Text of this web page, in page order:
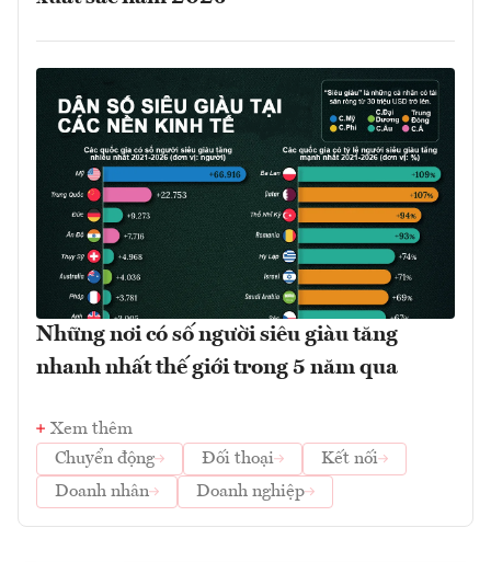
Những nơi có số người siêu giàu tăng
nhanh nhất thế giới trong 5 năm qua
Xem thêm
Chuyển động
Đối thoại
Kết nối
Doanh nhân
Doanh nghiệp